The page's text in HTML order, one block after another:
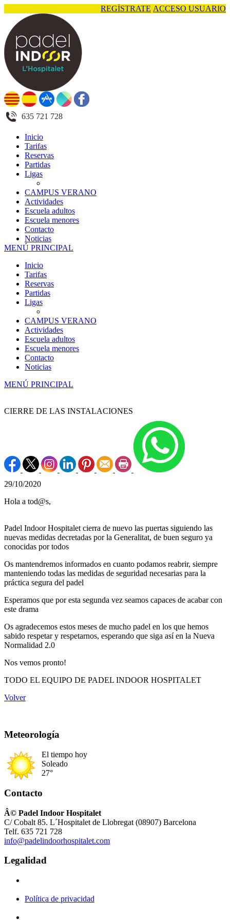
REGÍSTRATE ACCESO USUARIO
635 721 728
Inicio
Tarifas
Reservas
Partidas
Ligas
CAMPUS VERANO
Actividades
Escuela adultos
Escuela menores
Contacto
Noticias
MENÚ PRINCIPAL
Inicio
Tarifas
Reservas
Partidas
Ligas
CAMPUS VERANO
Actividades
Escuela adultos
Escuela menores
Contacto
Noticias
MENÚ PRINCIPAL
CIERRE DE LAS INSTALACIONES
29/10/2020
Hola a tod@s,
Padel Indoor Hospitalet cierra de nuevo las puertas siguiendo las
nuevas medidas decretadas por la Generalitat, de buen seguro ya
conocidas por todos
Os mantendremos informados en cuanto podamos reabrir, siempre
manteniendo todas las medidas de seguridad necesarias para la
práctica segura del padel
Esperamos que por esta segunda vez seamos capaces de acabar con
este drama
Os agradecemos estos meses de mucho padel en los que hemos
sabido respetar y respetarnos, esperando que siga así en la Nueva
Normalidad 2.0
Nos vemos pronto!
TODO EL EQUIPO DE PADEL INDOOR HOSPITALET
Volver
Meteorología
El tiempo hoy
Soleado
27°
Contacto
Â© Padel Indoor Hospitalet
C/ Cobalt 85. L´Hospitalet de Llobregat (08907) Barcelona
Telf. 635 721 728
info@padelindoorhospitalet.com
Legalidad
Política de privacidad